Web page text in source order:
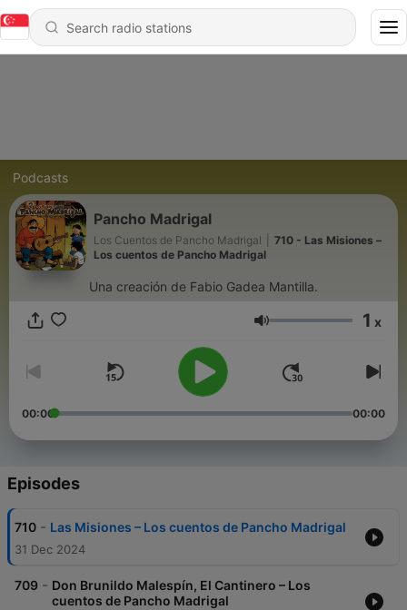
Podcasts
Pancho Madrigal
Los Cuentos de Pancho Madrigal
710 - Las Misiones –
Los cuentos de Pancho Madrigal
Una creación de Fabio Gadea Mantilla.
Volume 1 x
00:00 00:00
Episodes
710 - Las Misiones – Los cuentos de Pancho Madrigal
31 Dec 2024
709 - Don Brunildo Malespín, El Cantinero – Los
cuentos de Pancho Madrigal